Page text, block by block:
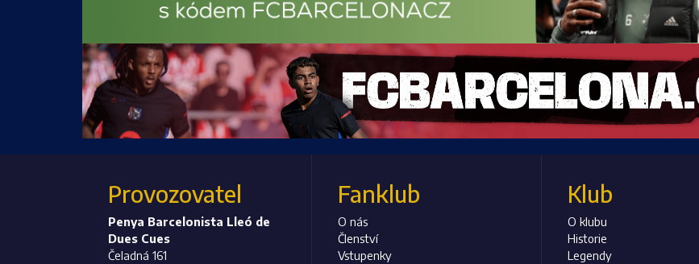
Provozovatel
Penya Barcelonista Lleó de
Dues Cues
Čeladná 161
Fanklub
O nás
Členství
Vstupenky
Klub
O klubu
Historie
Legendy